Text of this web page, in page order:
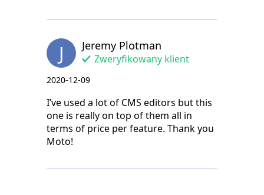
J Jeremy Plotman
Zweryfikowany klient
2020-12-09
I’ve used a lot of CMS editors but this
one is really on top of them all in
terms of price per feature. Thank you
Moto!